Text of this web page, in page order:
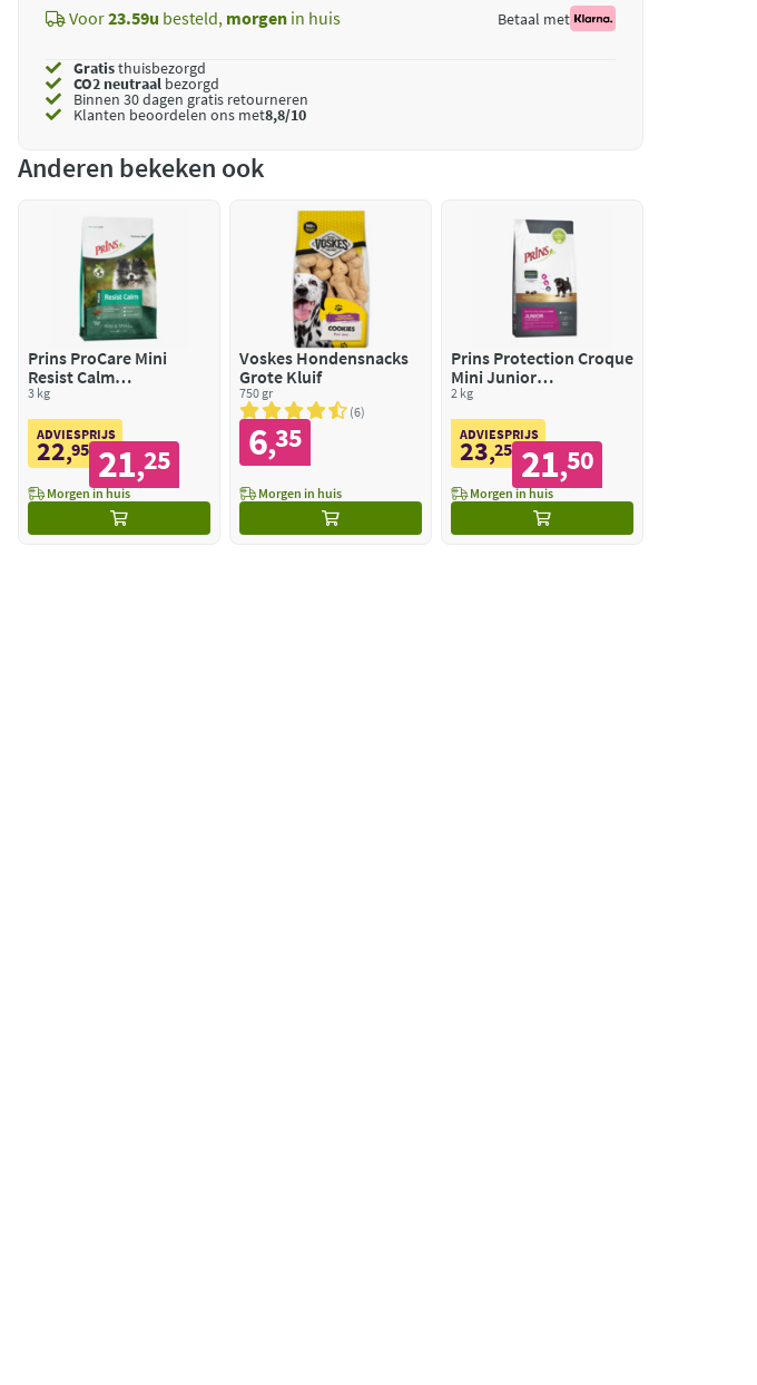
Voor23.59u besteld, morgen in huis Betaal met
Gratisthuisbezorgd
CO2 neutraal bezorgd
Binnen 30 dagen gratis retourneren
Klanten beoordelen ons met8,8/10
Anderen bekeken ook
Prins ProCare Mini
Resist Calm
Hondenvoer
3 kg
ADVIESPRIJS
22,95 21,25
Morgen in huis
Voskes Hondensnacks
Grote Kluif
750 gr
6
6,35
Morgen in huis
Prins Protection Croque
Mini Junior
Performance
Hondenvoer
2 kg
ADVIESPRIJS
23,25 21,50
Morgen in huis